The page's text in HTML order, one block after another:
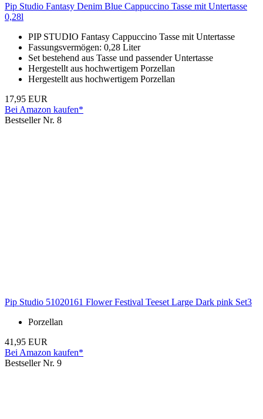
Pip Studio Fantasy Denim Blue Cappuccino Tasse mit Untertasse
0,28l
PIP STUDIO Fantasy Cappuccino Tasse mit Untertasse
Fassungsvermögen: 0,28 Liter
Set bestehend aus Tasse und passender Untertasse
Hergestellt aus hochwertigem Porzellan
Hergestellt aus hochwertigem Porzellan
17,95 EUR
Bei Amazon kaufen*
Bestseller Nr. 8
Pip Studio 51020161 Flower Festival Teeset Large Dark pink Set3
Porzellan
41,95 EUR
Bei Amazon kaufen*
Bestseller Nr. 9